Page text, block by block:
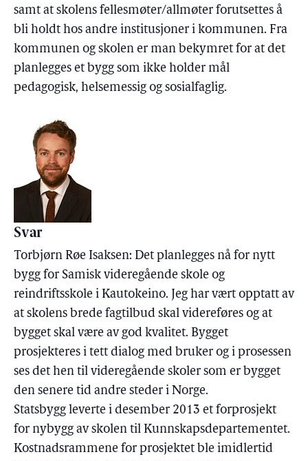
samt at skolens fellesmøter/allmøter forutsettes å
bli holdt hos andre institusjoner i kommunen. Fra
kommunen og skolen er man bekymret for at det
planlegges et bygg som ikke holder mål
pedagogisk, helsemessig og sosialfaglig.
Svar
Torbjørn Røe Isaksen: Det planlegges nå for nytt
bygg for Samisk videregående skole og
reindriftsskole i Kautokeino. Jeg har vært opptatt av
at skolens brede fagtilbud skal videreføres og at
bygget skal være av god kvalitet. Bygget
prosjekteres i tett dialog med bruker og i prosessen
ses det hen til videregående skoler som er bygget
den senere tid andre steder i Norge.
Statsbygg leverte i desember 2013 et forprosjekt
for nybygg av skolen til Kunnskapsdepartementet.
Kostnadsrammene for prosjektet ble imidlertid